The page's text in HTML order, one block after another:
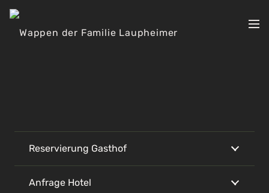
Reservierung Gasthof
Anfrage Hotel